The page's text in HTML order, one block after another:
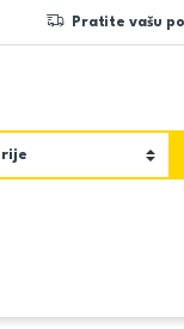
Pratite vašu